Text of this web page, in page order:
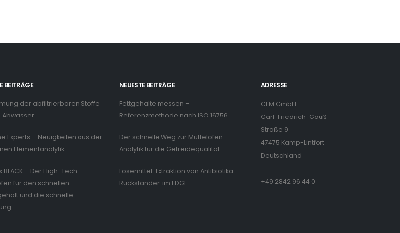
BEITRÄGE
der abfiltrierbaren Stoffe
Abwasser
Experts – Neuigkeiten aus der
Elementanalytik
BLACK – Der High-Tech
für den schnellen
und die schnelle
NEUESTE BEITRÄGE
Fettgehalte messen –
Referenzmethode nach ISO 16756
Der schnelle Weg zur Muffelofen-
Analytik für die Getreidequalität
Lösemittel-Extraktion von Antibiotika-
Rückstanden im EDGE
ADRESSE
CEM GmbH
Carl-Friedrich-Gauß-
Straße 9
47475 Kamp-Lintfort
Deutschland
+49 2842 96 44 0